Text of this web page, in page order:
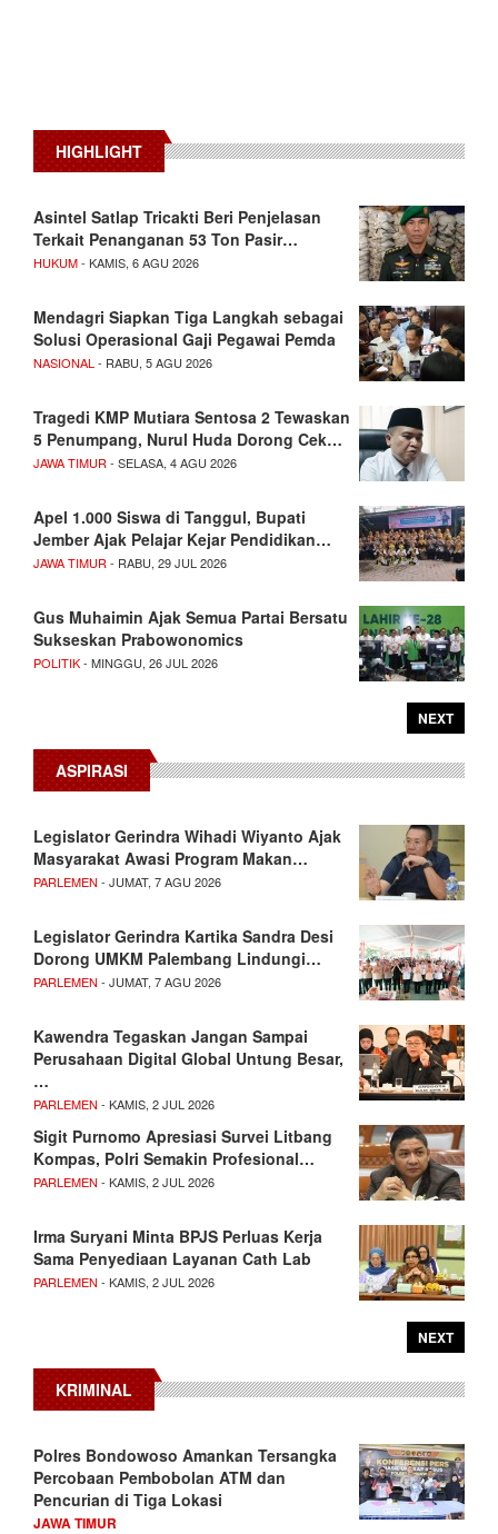
HIGHLIGHT
Asintel Satlap Tricakti Beri Penjelasan
Terkait Penanganan 53 Ton Pasir…
HUKUM- KAMIS, 6 AGU 2026
Mendagri Siapkan Tiga Langkah sebagai
Solusi Operasional Gaji Pegawai Pemda
NASIONAL - RABU, 5 AGU 2026
Tragedi KMP Mutiara Sentosa 2 Tewaskan
5 Penumpang, Nurul Huda Dorong Cek…
JAWA TIMUR - SELASA, 4 AGU 2026
Apel 1.000 Siswa di Tanggul, Bupati
Jember Ajak Pelajar Kejar Pendidikan…
JAWA TIMUR - RABU, 29 JUL 2026
Gus Muhaimin Ajak Semua Partai Bersatu
Sukseskan Prabowonomics
POLITIK- MINGGU, 26 JUL 2026
NEXT
ASPIRASI
Legislator Gerindra Wihadi Wiyanto Ajak
Masyarakat Awasi Program Makan…
PARLEMEN - JUMAT, 7 AGU 2026
Legislator Gerindra Kartika Sandra Desi
Dorong UMKM Palembang Lindungi…
PARLEMEN - JUMAT, 7 AGU 2026
Kawendra Tegaskan Jangan Sampai
Perusahaan Digital Global Untung Besar,
…
PARLEMEN - KAMIS, 2 JUL 2026
Sigit Purnomo Apresiasi Survei Litbang
Kompas, Polri Semakin Profesional…
PARLEMEN - KAMIS, 2 JUL 2026
Irma Suryani Minta BPJS Perluas Kerja
Sama Penyediaan Layanan Cath Lab
PARLEMEN - KAMIS, 2 JUL 2026
NEXT
KRIMINAL
Polres Bondowoso Amankan Tersangka
Percobaan Pembobolan ATM dan
Pencurian di Tiga Lokasi
JAWA TIMUR